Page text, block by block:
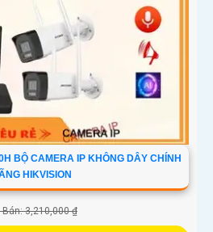
BỘ CAMERA IP KHÔNG DÂY CHÍNH
HIKVISION
Bán: 3,210,000 ₫